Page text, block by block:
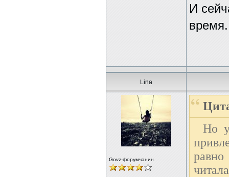
И
время.
Lina
Govz-форумчанин
Но
равно